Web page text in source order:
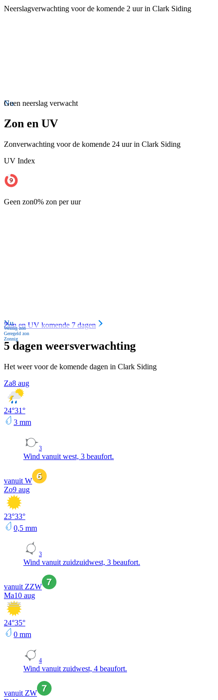
Neerslagverwachting voor de komende 2 uur in Clark Siding
Nu
Geen neerslag verwacht
Zon en UV
Zonverwachting voor de komende 24 uur in Clark Siding
UV Index
Geen zon0% zon per uur
Nu
Weinig zon
Geregeld zon
Zonnig
Zon en UV komende 7 dagen
5 dagen weersverwachting
Het weer voor de komende dagen in Clark Siding
Za8 aug
24°31°
3 mm
3
Wind vanuit west, 3 beaufort.
vanuit W
Zo9 aug
23°33°
0,5 mm
3
Wind vanuit zuidzuidwest, 3 beaufort.
vanuit ZZW
Ma10 aug
24°35°
0 mm
4
Wind vanuit zuidwest, 4 beaufort.
vanuit ZW